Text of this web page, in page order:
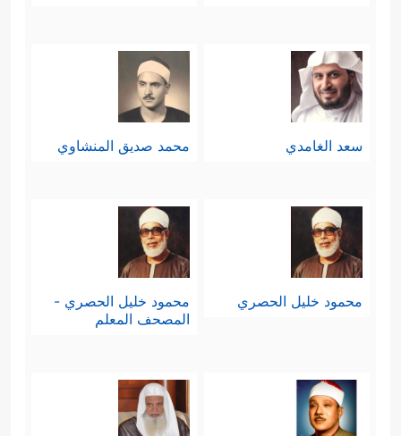
سعد الغامدي محمد صديق المنشاوي
محمود خليل الحصري
محمود خليل الحصري -
المصحف المعلم